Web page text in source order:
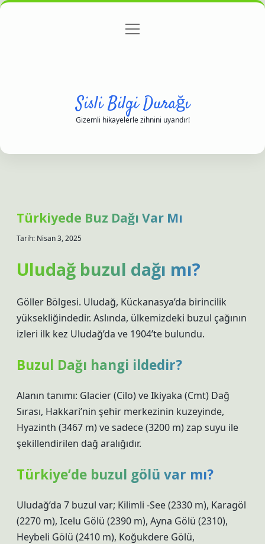
Gizlilik Politikası
menüyü
Sisli Bilgi Durağı
Gizemli hikayelerle zihnini uyandır!
Türkiyede Buz Dağı Var Mı
Tarih: Nisan 3, 2025
Uludağ buzul dağı mı?
Göller Bölgesi. Uludağ, Kückanasya’da birincilik
yüksekliğindedir. Aslında, ülkemizdeki buzul çağının
izleri ilk kez Uludağ’da ve 1904’te bulundu.
Buzul Dağı hangi ildedir?
Alanın tanımı: Glacier (Cilo) ve Ikiyaka (Cmt) Dağ
Sırası, Hakkari’nin şehir merkezinin kuzeyinde,
Hyazinth (3467 m) ve sadece (3200 m) zap suyu ile
şekillendirilen dağ aralığıdır.
Türkiye’de buzul gölü var mı?
Uludağ’da 7 buzul var; Kilimli -See (2330 m), Karagöl
(2270 m), Icelu Gölü (2390 m), Ayna Gölü (2310),
Heybeli Gölü (2410 m), Koğukdere Gölü,